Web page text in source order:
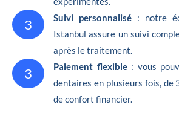
3 Suivi personnalisé : notre
Istanbul assure un suivi
après le traitement.
3 Paiement flexible: vous
dentaires en plusieurs fois, de
de confort financier.